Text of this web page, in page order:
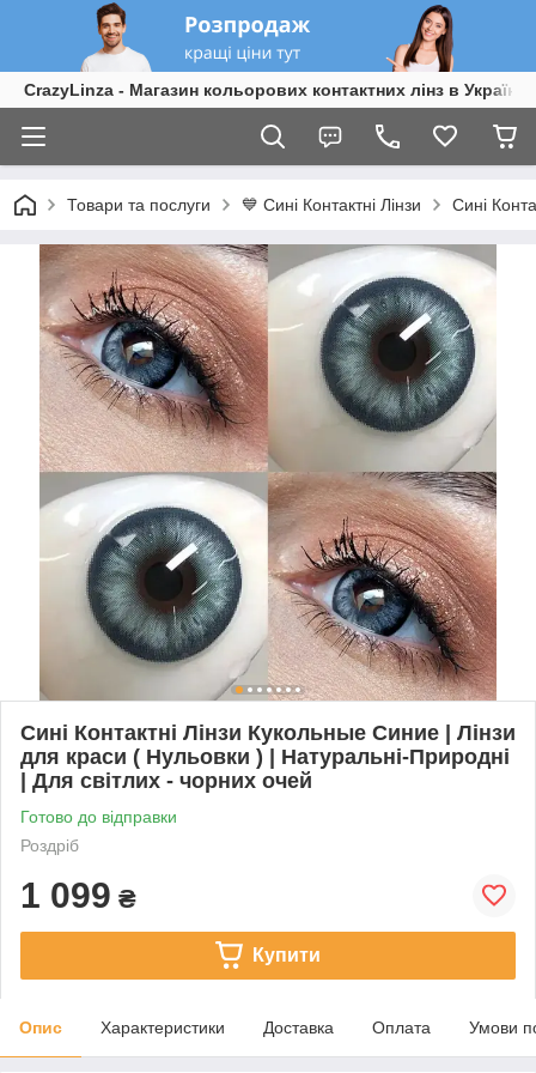
CrazyLinza - Магазин кольорових контактних лінз в Україні
Товари та послуги 💙 Сині Контактні Лінзи Сині
Сині Контактні Лінзи Кукольные Синие | Лінзи
для краси ( Нульовки ) | Натуральні-Природні
| Для світлих - чорних очей
Готово до відправки
Роздріб
1 099 ₴
Купити
Опис Характеристики Доставка Оплата Умови